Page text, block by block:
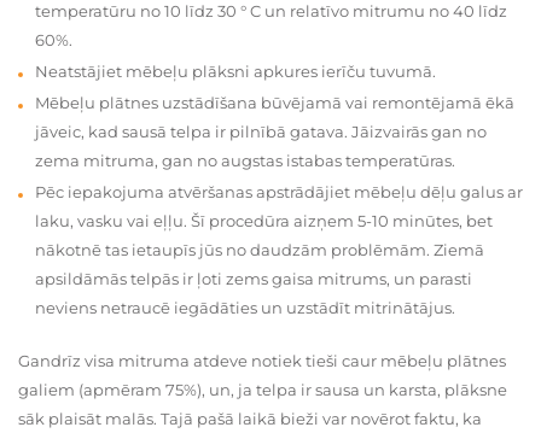
temperatūru no 10 līdz 30 ° C un relatīvo mitrumu no 40 līdz
60%.
Neatstājiet mēbeļu plāksni apkures ierīču tuvumā.
Mēbeļu plātnes uzstādīšana būvējamā vai remontējamā ēkā
jāveic, kad sausā telpa ir pilnībā gatava. Jāizvairās gan no
zema mitruma, gan no augstas istabas temperatūras.
Pēc iepakojuma atvēršanas apstrādājiet mēbeļu dēļu galus ar
laku, vasku vai eļļu. Šī procedūra aizņem 5-10 minūtes, bet
nākotnē tas ietaupīs jūs no daudzām problēmām. Ziemā
apsildāmās telpās ir ļoti zems gaisa mitrums, un parasti
neviens netraucē iegādāties un uzstādīt mitrinātājus.
Gandrīz visa mitruma atdeve notiek tieši caur mēbeļu plātnes
galiem (apmēram 75%), un, ja telpa ir sausa un karsta, plāksne
sāk plaisāt malās. Tajā pašā laikā bieži var novērot faktu, ka